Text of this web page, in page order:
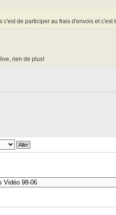
de participer au frais d'envois et c'est
rien de plus!